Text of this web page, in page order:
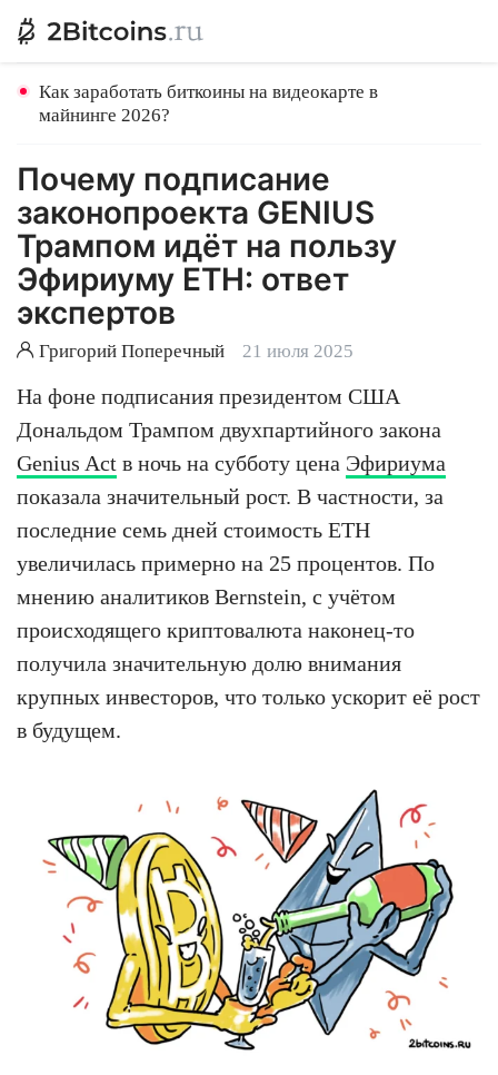
Как заработать биткоины на видеокарте в
майнинге 2026?
Почему подписание
законопроекта GENIUS
Трампом идёт на пользу
Эфириуму ETH: ответ
экспертов
Григорий Поперечный 21 июля 2025
На фоне подписания президентом США
Дональдом Трампом двухпартийного закона
Genius Act в ночь на субботу цена Эфириума
показала значительный рост. В частности, за
последние семь дней стоимость ETH
увеличилась примерно на 25 процентов. По
мнению аналитиков Bernstein, с учётом
происходящего криптовалюта наконец-то
получила значительную долю внимания
крупных инвесторов, что только ускорит её рост
в будущем.